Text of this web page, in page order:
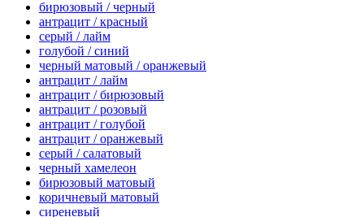
бирюзовый / черный
антрацит / красный
серый / лайм
голубой / синий
черный матовый / оранжевый
антрацит / лайм
антрацит / бирюзовый
антрацит / розовый
антрацит / голубой
антрацит / оранжевый
серый / салатовый
черный хамелеон
бирюзовый матовый
коричневый матовый
сиреневый